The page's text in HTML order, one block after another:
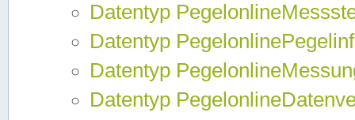
Datentyp
Datentyp
Datentyp
Datentyp